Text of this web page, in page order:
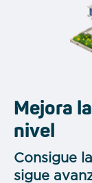
Mejora
nivel
Consigue
sigue